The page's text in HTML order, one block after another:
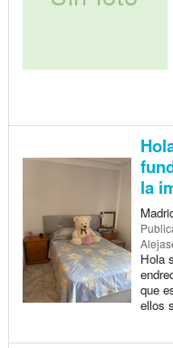
la
Hola
que
ellos